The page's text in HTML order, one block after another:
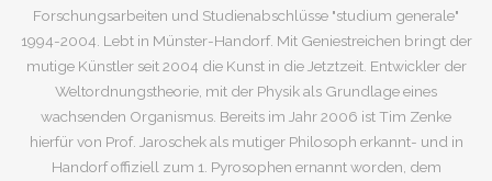
Forschungsarbeiten und Studienabschlüsse "studium generale"
1994-2004. Lebt in Münster-Handorf. Mit Geniestreichen bringt der
mutige Künstler seit 2004 die Kunst in die Jetztzeit. Entwickler der
Weltordnungstheorie, mit der Physik als Grundlage eines
wachsenden Organismus. Bereits im Jahr 2006 ist Tim Zenke
hierfür von Prof. Jaroschek als mutiger Philosoph erkannt- und in
Handorf offiziell zum 1. Pyrosophen ernannt worden, dem